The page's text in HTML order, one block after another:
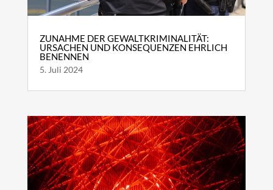
ZUNAHME DER GEWALTKRIMINALITÄT:
URSACHEN UND KONSEQUENZEN EHRLICH
BENENNEN
5. Juli 2024